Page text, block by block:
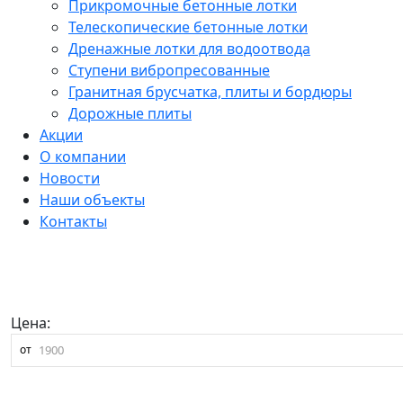
Прикромочные бетонные лотки
Телескопические бетонные лотки
Дренажные лотки для водоотвода
Ступени вибропресованные
Гранитная брусчатка, плиты и бордюры
Дорожные плиты
Акции
О компании
Новости
Наши объекты
Контакты
Цена:
от